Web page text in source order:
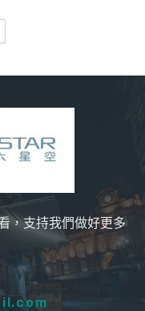
，支持我們做好更多